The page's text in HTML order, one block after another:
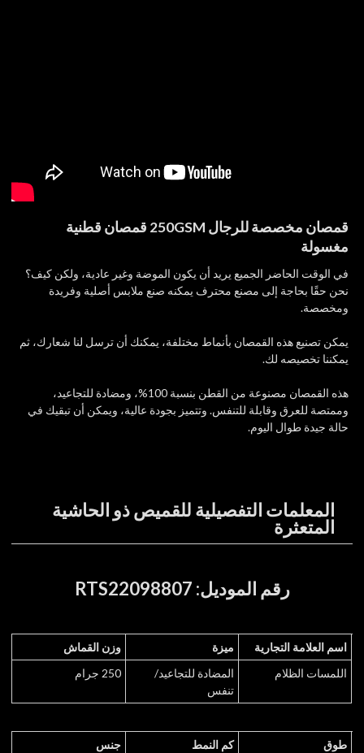
قمصان مخصصة للرجال 250GSM قمصان قطنية
مغسولة
في الوقت الحاضر الجميع يريد أن يكون الموضة وغير عادية، ولكن كيف؟
نحن حقًا بحاجة إلى مصنع محترف يمكنه صنع ملابس أصلية وفريدة
ومخصصة.
يمكن تصنيع هذه القمصان بأنماط مختلفة، يمكنك أن ترسل لنا شعارك، ثم
يمكننا تخصيصه لك.
هذه القمصان مصنوعة من القطن بنسبة 100%،
ومضادة للتجاعيد،
وممتصة للعرق وقابلة للتنفس. وتتميز بجودة عالية، ويمكن أن تبقيك في
حالة جيدة طوال اليوم.
المعلمات التفصيلية للقميص ذو الحاشية
المتعثرة
رقم الموديل: RTS22098807
اسم العلامة التجارية ميزة
وزن القماش
اللمسات الظلام
المضادة للتجاعيد/
تنفس
250 جرام
طوق كم النمط جنس